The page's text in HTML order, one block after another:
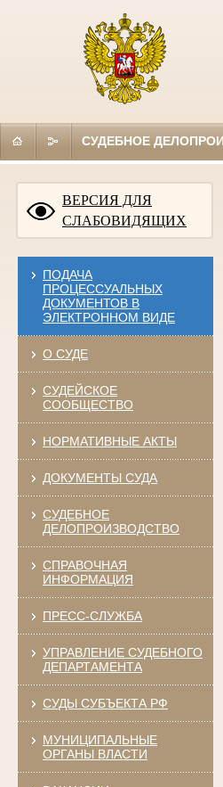
СУДЕБНОЕ
ВЕРСИЯ ДЛЯ
СЛАБОВИДЯЩИХ
ПОДАЧА
ПРОЦЕССУАЛЬНЫХ
ДОКУМЕНТОВ В
ЭЛЕКТРОННОМ ВИДЕ
О СУДЕ
СУДЕЙСКОЕ
СООБЩЕСТВО
НОРМАТИВНЫЕ АКТЫ
ДОКУМЕНТЫ СУДА
СУДЕБНОЕ
ДЕЛОПРОИЗВОДСТВО
СПРАВОЧНАЯ
ИНФОРМАЦИЯ
ПРЕСС-СЛУЖБА
УПРАВЛЕНИЕ СУДЕБНОГО
ДЕПАРТАМЕНТА
СУДЫ СУБЪЕКТА РФ
МУНИЦИПАЛЬНЫЕ
ОРГАНЫ ВЛАСТИ